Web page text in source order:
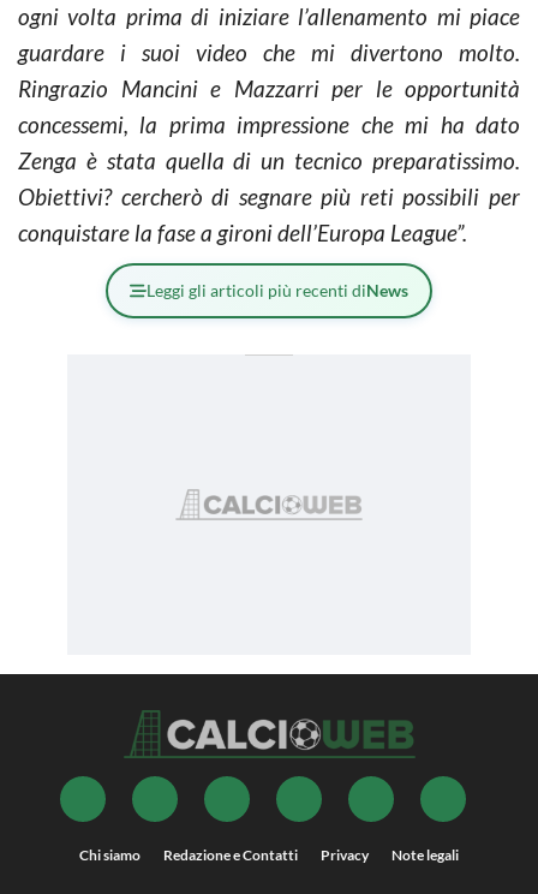
ogni volta prima di iniziare l’allenamento mi piace
guardare i suoi video che mi divertono molto.
Ringrazio Mancini e Mazzarri per le opportunità
concessemi, la prima impressione che mi ha dato
Zenga è stata quella di un tecnico preparatissimo.
Obiettivi? cercherò di segnare più reti possibili per
conquistare la fase a gironi dell’Europa League”.
Leggi gli articoli più recenti diNews
Chi siamo Redazione e Contatti Privacy Note legali